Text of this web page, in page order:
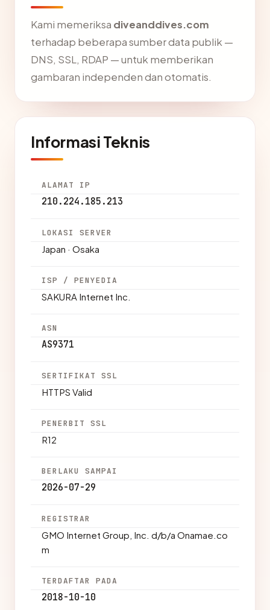
Kami memeriksa diveanddives.com
terhadap beberapa sumber data publik —
DNS, SSL, RDAP — untuk memberikan
gambaran independen dan otomatis.
Informasi Teknis
ALAMAT IP
210.224.185.213
LOKASI SERVER
Japan · Osaka
ISP / PENYEDIA
SAKURA Internet Inc.
ASN
AS9371
SERTIFIKAT SSL
HTTPS Valid
PENERBIT SSL
R12
BERLAKU SAMPAI
2026-07-29
REGISTRAR
GMO Internet Group, Inc. d/b/a Onamae.co
m
TERDAFTAR PADA
2018-10-10